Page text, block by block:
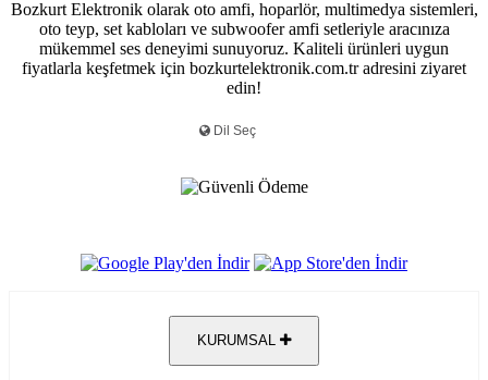
Bozkurt Elektronik olarak oto amfi, hoparlör, multimedya sistemleri,
oto teyp, set kabloları ve subwoofer amfi setleriyle aracınıza
mükemmel ses deneyimi sunuyoruz. Kaliteli ürünleri uygun
fiyatlarla keşfetmek için bozkurtelektronik.com.tr adresini ziyaret
edin!
KURUMSAL